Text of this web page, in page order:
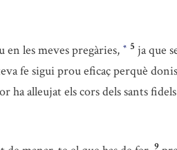
les meves pregàries, * 5 ja que
fe sigui prou eficaç perquè
ha alleujat els cors dels sants
9